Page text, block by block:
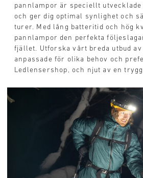
pannlampor är speciellt
och ger dig optimal synlighet och
turer. Med lång batteritid och hög
pannlampor den perfekta
fjället. Utforska vårt breda utbud
anpassade för olika behov och
Ledlensershop, och njut av en